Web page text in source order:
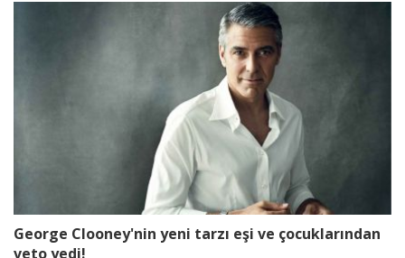
Safiye Soyman'a vize şoku!.. 'Kafayı
Bekir Aksoy üçüncü kez baba
Neslihan Atagül ile Kadir
Doğulu'dan bebekleriyle ilk poz!
George Clooney'nin yeni tarzı eşi ve çocuklarından
veto yedi!